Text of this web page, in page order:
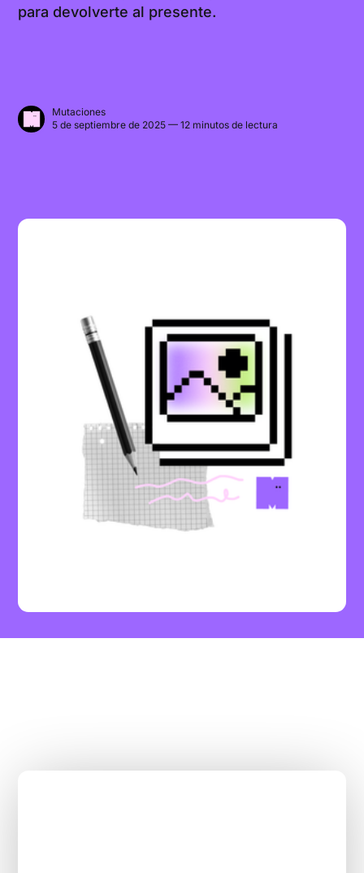
para devolverte al presente.
Mutaciones
5 de septiembre de 2025 — 12 minutos de lectura